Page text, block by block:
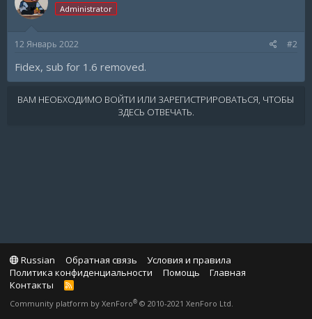
Administrator
12 Январь 2022 #2
Fidex, sub for 1.6 removed.
ВАМ НЕОБХОДИМО ВОЙТИ ИЛИ ЗАРЕГИСТРИРОВАТЬСЯ, ЧТОБЫ
ЗДЕСЬ ОТВЕЧАТЬ.
Russian Обратная связь
Условия и правила
Политика конфиденциальности
Помощь
Главная
Контакты
R
S
Community platform by XenForo® © 2010-2021 XenForo Ltd.